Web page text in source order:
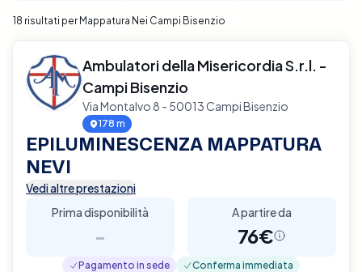
18 risultati per Mappatura Nei Campi Bisenzio
Ambulatori della Misericordia S.r.l. -
Campi Bisenzio
Via Montalvo 8 - 50013 Campi Bisenzio
178 m
EPILUMINESCENZA MAPPATURA
NEVI
Vedi altre prestazioni
Prima disponibilità
-
A partire da
76€
Pagamento in sede Conferma immediata